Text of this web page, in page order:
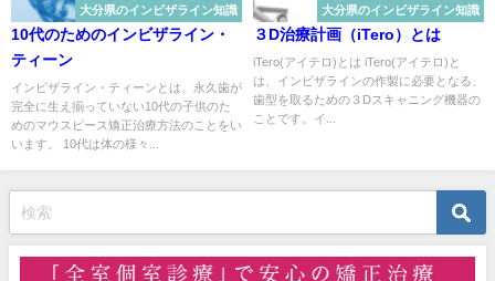
大分県のインビザライン知識
10代のためのインビザライン・
ティーン
インビザライン・ティーンとは、永久歯が
完全に生え揃っていない10代の子供のた
めのマウスピース矯正治療方法のことをい
います。 10代は体の様々...
大分県のインビザライン知識
３D治療計画（iTero）とは
iTero(アイテロ)とは iTero(アイテロ)と
は、インビザラインの作製に必要となる、
歯型を取るための３Dスキャニング機器の
ことです。イ...